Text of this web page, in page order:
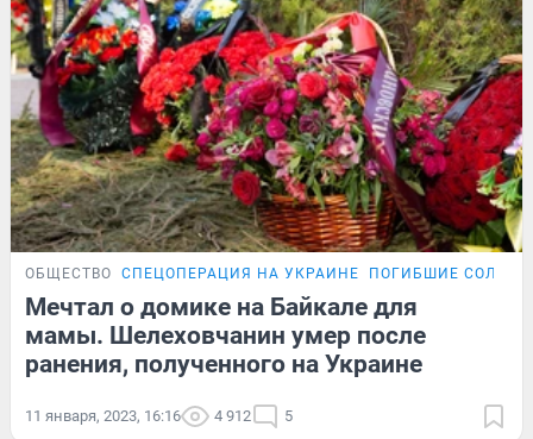
ОБЩЕСТВО СПЕЦОПЕРАЦИЯ НА УКРАИНЕ ПОГИБШИЕ
Мечтал о домике на Байкале для
мамы. Шелеховчанин умер после
ранения, полученного на Украине
11 января, 2023, 16:16 4 912 5